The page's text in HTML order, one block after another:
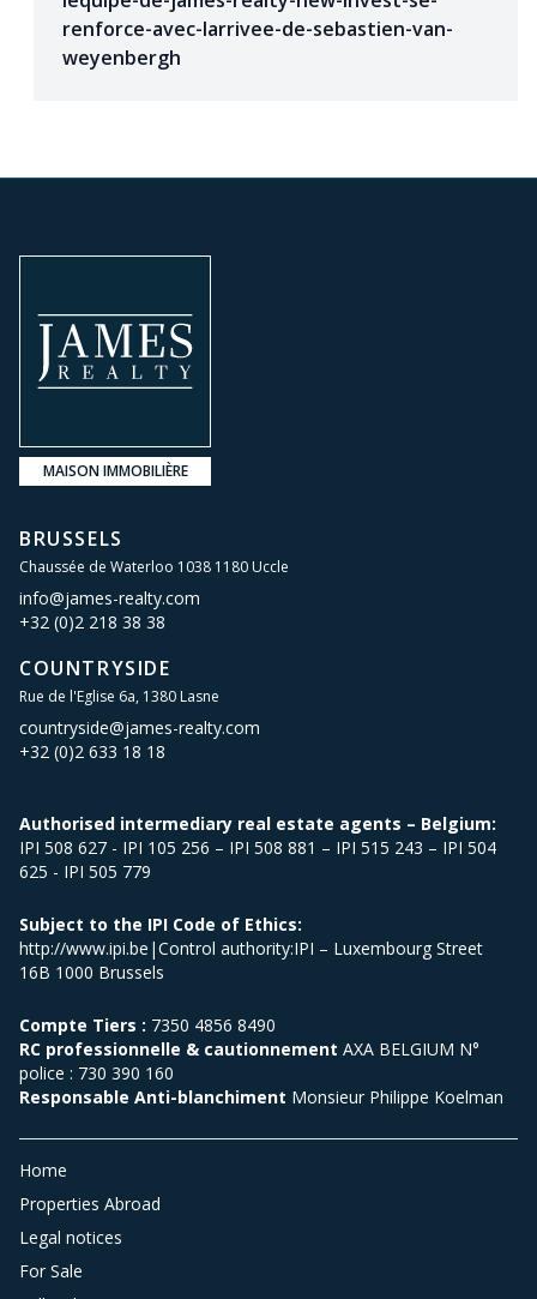
renforce-avec-larrivee-de-sebastien-van-
weyenbergh
MAISON IMMOBILIÈRE
BRUSSELS
Chaussée de Waterloo 1038 1180 Uccle
info@james-realty.com
+32 (0)2 218 38 38
COUNTRYSIDE
Rue de l'Eglise 6a, 1380 Lasne
countryside@james-realty.com
+32 (0)2 633 18 18
Authorised intermediary real estate agents – Belgium:
IPI 508 627 - IPI 105 256 – IPI 508 881 – IPI 515 243 – IPI 504
625 - IPI 505 779
Subject to the IPI Code of Ethics:
http://www.ipi.be|Control authority:IPI – Luxembourg Street
16B 1000 Brussels
Compte Tiers : 7350 4856 8490
RC professionnelle & cautionnement AXA BELGIUM N°
police : 730 390 160
Responsable Anti-blanchiment Monsieur Philippe Koelman
Home
Properties Abroad
Legal notices
For Sale